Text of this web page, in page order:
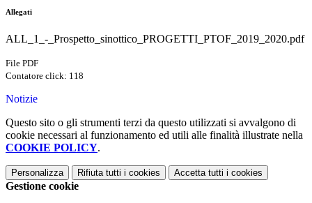
Allegati
ALL_1_-_Prospetto_sinottico_PROGETTI_PTOF_2019_2020.pdf
File PDF
Contatore click: 118
Notizie
Questo sito o gli strumenti terzi da questo utilizzati si avvalgono di
cookie necessari al funzionamento ed utili alle finalità illustrate nella
COOKIE POLICY.
Personalizza Rifiuta tutti i cookies Accetta tutti i cookies
Gestione cookie